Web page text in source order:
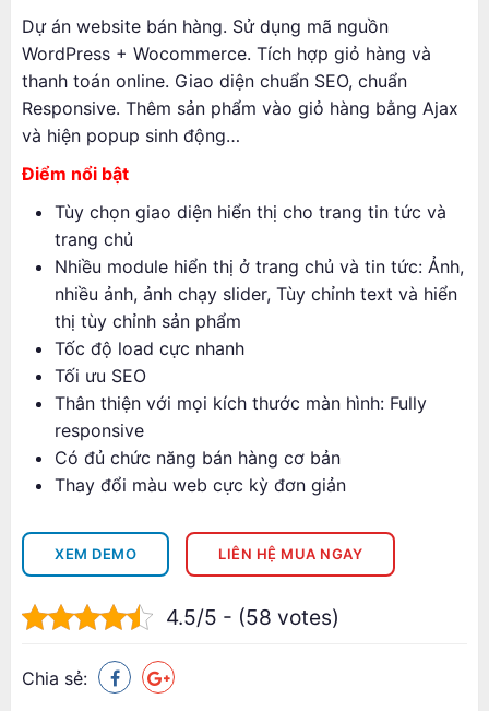
Dự án website bán hàng. Sử dụng mã nguồn
WordPress + Wocommerce. Tích hợp giỏ hàng và
thanh toán online. Giao diện chuẩn SEO, chuẩn
Responsive. Thêm sản phẩm vào giỏ hàng bằng Ajax
và hiện popup sinh động…
Điểm nổi bật
Tùy chọn giao diện hiển thị cho trang tin tức và
trang chủ
Nhiều module hiển thị ở trang chủ và tin tức: Ảnh,
nhiều ảnh, ảnh chạy slider, Tùy chỉnh text và hiển
thị tùy chỉnh sản phẩm
Tốc độ load cực nhanh
Tối ưu SEO
Thân thiện với mọi kích thước màn hình: Fully
responsive
Có đủ chức năng bán hàng cơ bản
Thay đổi màu web cực kỳ đơn giản
XEM DEMO LIÊN HỆ MUA NGAY
4.5/5 - (58 votes)
Chia sẻ: